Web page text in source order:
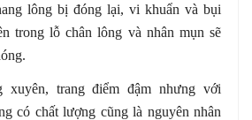
lông bị đóng lại, vi khuẩn và bụi
trong lỗ chân lông và nhân mụn sẽ
xuyên, trang điểm đậm nhưng với
có chất lượng cũng là nguyên nhân